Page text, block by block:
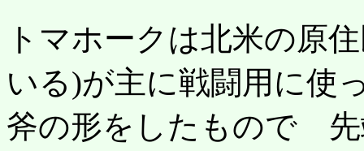
トマホークは北米の原
いる)が主に戦闘用に使
斧の形をしたもので 先